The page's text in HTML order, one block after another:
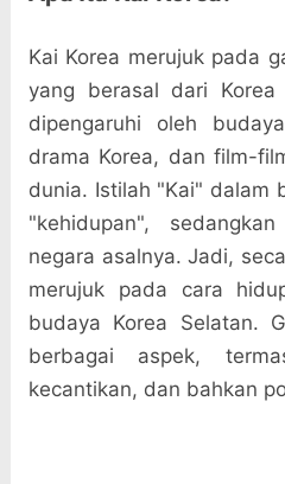
Kai Korea merujuk pada
yang berasal dari Korea
dipengaruhi oleh
drama Korea, dan film-
dunia. Istilah "Kai" dalam
"kehidupan",
negara asalnya. Jadi,
merujuk pada cara
budaya Korea Selatan.
berbagai aspek,
kecantikan, dan bahkan